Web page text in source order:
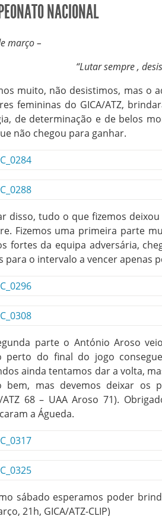
NACIONAL
março –
“Lutar sempre ,
muito, não desistimos, mas o
femininas do GICA/ATZ,
de determinação e de belos
não chegou para ganhar.
disso, tudo o que fizemos
Fizemos uma primeira parte
fortes da equipa adversária,
para o intervalo a vencer apenas
parte o António Aroso
perto do final do jogo
ainda tentamos dar a volta,
bem, mas devemos deixar os
ATZ 68 – UAA Aroso 71).
a Águeda.
sábado esperamos poder
21h, GICA/ATZ-CLIP)